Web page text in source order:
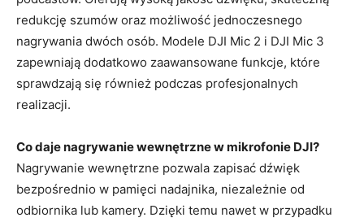
redukcję szumów oraz możliwość jednoczesnego
nagrywania dwóch osób. Modele DJI Mic 2 i DJI Mic 3
zapewniają dodatkowo zaawansowane funkcje, które
sprawdzają się również podczas profesjonalnych
realizacji.
Co daje nagrywanie wewnętrzne w mikrofonie DJI?
Nagrywanie wewnętrzne pozwala zapisać dźwięk
bezpośrednio w pamięci nadajnika, niezależnie od
odbiornika lub kamery. Dzięki temu nawet w przypadku